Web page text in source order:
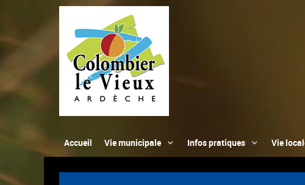
Accueil Vie municipale Infos pratiques Vie